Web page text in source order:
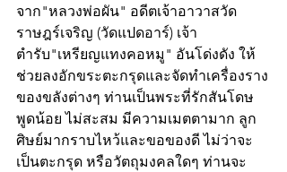
จาก"หลวงพ่อผัน" อดีตเจ้าอาวาสวัด
ราษฎร์เจริญ (วัดแปดอาร์) เจ้า
ตำรับ"เหรียญแทงคอหมู" อันโด่งดัง ให้
ช่วยลงอักขระตะกรุดและจัดทำเครื่องราง
ของขลังต่างๆ ท่านเป็นพระที่รักสันโดษ
พูดน้อย ไม่สะสม มีความเมตตามาก ลูก
ศิษย์มากราบไหว้และขอของดี ไม่ว่าจะ
เป็นตะกรุด หรือวัตถุมงคลใดๆ ท่านจะ